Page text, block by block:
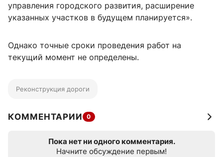
управления городского развития, расширение
указанных участков в будущем планируется».
Однако точные сроки проведения работ на
текущий момент не определены.
Реконструкция дороги
КОММЕНТАРИИ 0
Пока нет ни одного комментария.
Начните обсуждение первым!